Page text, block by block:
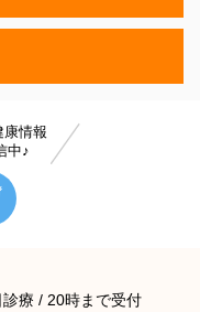
康情報
中♪
診療 / 20時まで受付